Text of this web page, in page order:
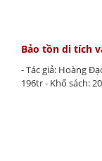
Bảo tồn di tích
- Tác giả: Hoàng
196tr - Khổ sách: